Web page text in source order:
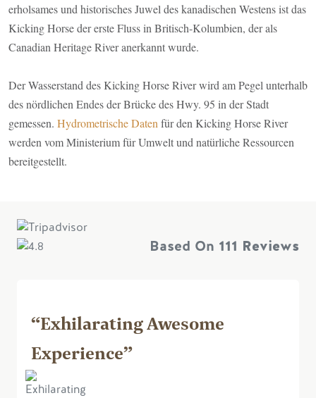
erholsames und historisches Juwel des kanadischen Westens ist das
Kicking Horse der erste Fluss in Britisch-Kolumbien, der als
Canadian Heritage River anerkannt wurde.
Der Wasserstand des Kicking Horse River wird am Pegel unterhalb
des nördlichen Endes der Brücke des Hwy. 95 in der Stadt
gemessen. Hydrometrische Daten (Link
ist
für den Kicking Horse River
werden vom Ministerium für Umwelt und natürliche Ressourcen
bereitgestellt.
Based On 111 Reviews
“Exhilarating Awesome
Experience”